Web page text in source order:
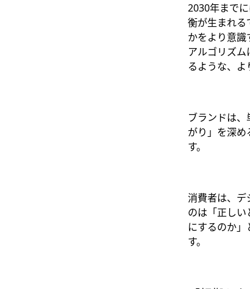
2030年まで
衡が生まれる
かをより意識
アルゴリズ
るような、よ
ブランドは
がり」を深
す。
消費者は、デ
のは「正し
にするのか
す。